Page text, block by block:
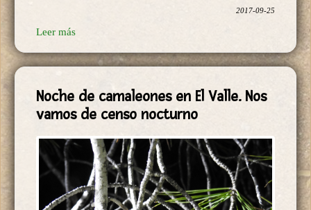
2017-09-25
Leer más
Noche de camaleones en El Valle. Nos
vamos de censo nocturno